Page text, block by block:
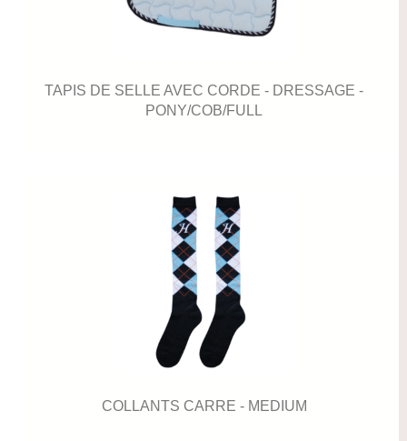
TAPIS DE SELLE AVEC CORDE - DRESSAGE -
PONY/COB/FULL
COLLANTS CARRE - MEDIUM